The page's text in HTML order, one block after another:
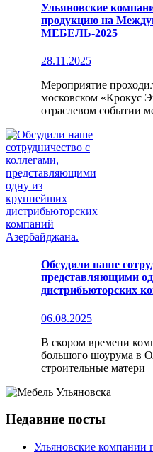
Ульяновские
продукцию на
МЕБЕЛЬ-2025
28.11.2025
Мероприятие
московском «Крокус
отраслевом событии
Обсудили наше
представляющими
дистрибьюторских
06.08.2025
В скором времени
большого шоурума в
строительные матери
Недавние посты
Ульяновские компании